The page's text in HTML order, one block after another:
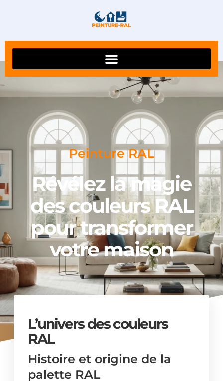
Peinture RAL
Révélez la magie
des couleurs RAL
pour transformer
votre maison
L’univers des couleurs
RAL
Histoire et origine de la
palette RAL